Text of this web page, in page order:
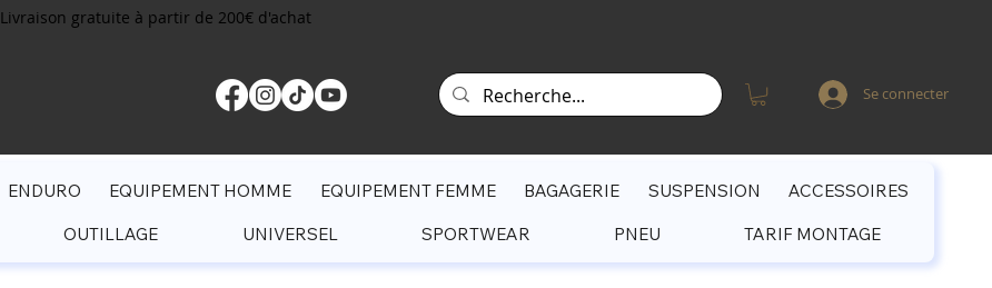
Livraison gratuite à partir de 200€ d'achat
Se connecter
ENDURO EQUIPEMENT HOMME EQUIPEMENT FEMME BAGAGERIE SUSPENSION ACCESSOIRES
OUTILLAGE UNIVERSEL SPORTWEAR PNEU TARIF MONTAGE